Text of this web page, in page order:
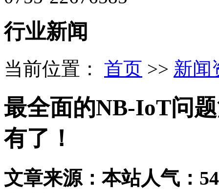
行业新闻
当前位置： 首页 >> 新闻
最全面的NB-IoT问
有了！
文章来源：本站人气：